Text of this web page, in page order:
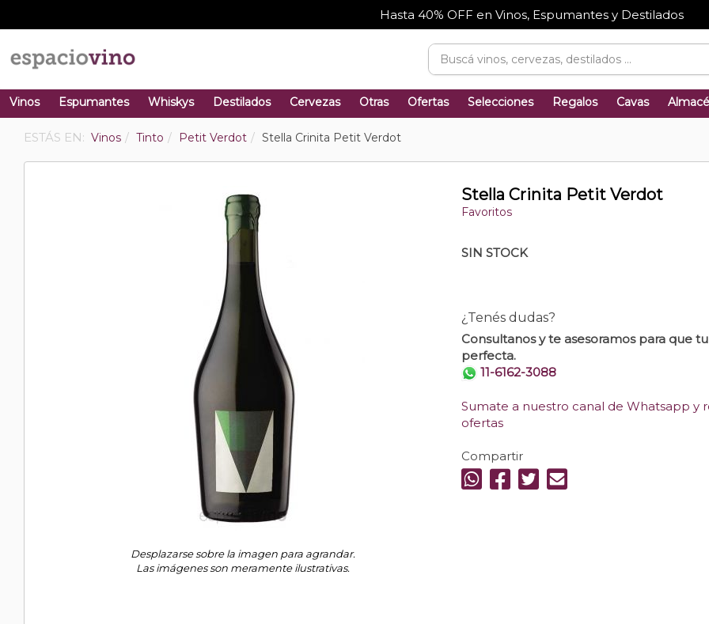
Hasta 40% OFF en Vinos, Espumantes y Destilados
Vinos Espumantes Whiskys Destilados Cervezas Otras Ofertas Selecciones Regalos Cavas
ESTÁS EN: Vinos Tinto Petit Verdot Stella Crinita Petit Verdot
Desplazarse sobre la imagen para agrandar.
Las imágenes son meramente ilustrativas.
Stella Crinita Petit Verdot
Favoritos
SIN STOCK
¿Tenés dudas?
Consultanos y te asesoramos para que
perfecta.
11-6162-3088
Sumate a nuestro canal de Whatsapp y
ofertas
Compartir